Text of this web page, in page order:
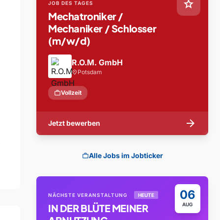
star
JOB DES TAGES
Mechatroniker /
Mechaniker / Schlosser
(m/w/d)
R.O.M. GmbH
location_on Potsdam
workVollzeit
Jetzt bewerben arrow_forward
workAlle Jobs im Jobticker
06
AUG
NÄCHSTE VERANSTALTUNG HEUTE
IN DER BLÜTE MEINER